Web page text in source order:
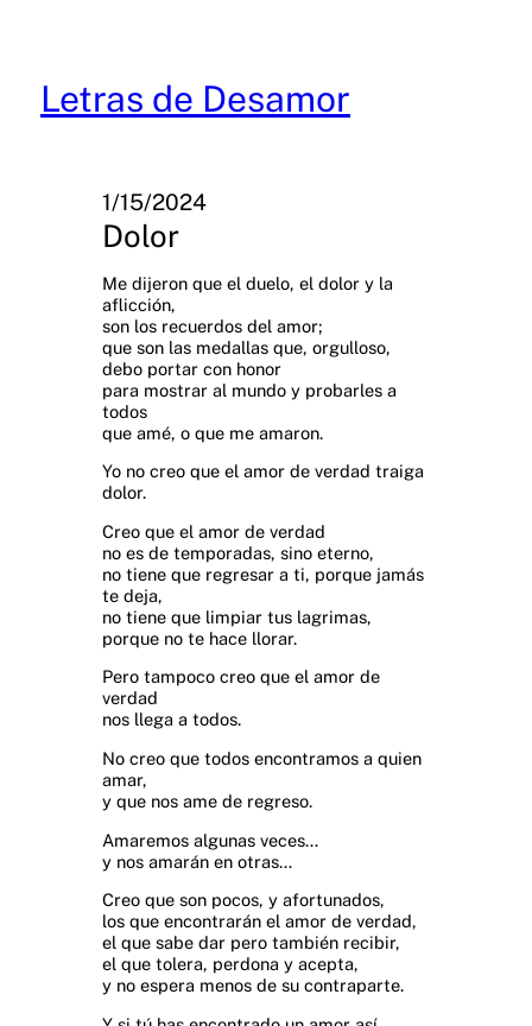
content
Letras de Desamor
1/15/2024
Dolor
Me dijeron que el duelo, el dolor y la
aflicción,
son los recuerdos del amor;
que son las medallas que, orgulloso,
debo portar con honor
para mostrar al mundo y probarles a
todos
que amé, o que me amaron.
Yo no creo que el amor de verdad traiga
dolor.
Creo que el amor de verdad
no es de temporadas, sino eterno,
no tiene que regresar a ti, porque jamás
te deja,
no tiene que limpiar tus lagrimas,
porque no te hace llorar.
Pero tampoco creo que el amor de
verdad
nos llega a todos.
No creo que todos encontramos a quien
amar,
y que nos ame de regreso.
Amaremos algunas veces…
y nos amarán en otras…
Creo que son pocos, y afortunados,
los que encontrarán el amor de verdad,
el que sabe dar pero también recibir,
el que tolera, perdona y acepta,
y no espera menos de su contraparte.